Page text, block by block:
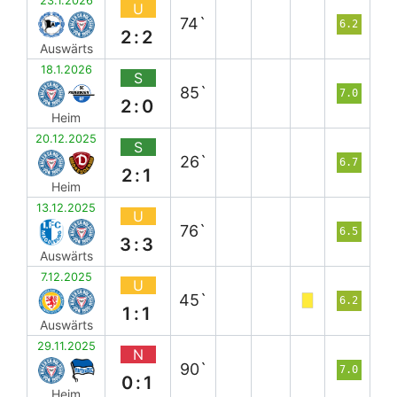
Auswärts
U
2:2
74` 6.2
18.1.2026
Heim
S
2:0
85` 7.0
20.12.2025
Heim
S
2:1
26` 6.7
13.12.2025
Auswärts
U
3:3
76` 6.5
7.12.2025
Auswärts
U
1:1
45` 6.2
29.11.2025
Heim
N
0:1
90` 7.0